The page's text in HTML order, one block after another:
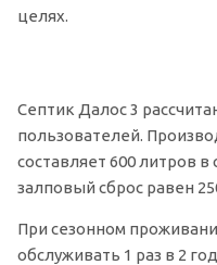
целях.
Септик Далос 3
пользователей.
составляет 600 литров
залповый сброс равен
При сезонном
обслуживать 1 раз в 2